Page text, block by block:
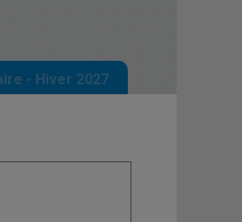
- Hiver 2027